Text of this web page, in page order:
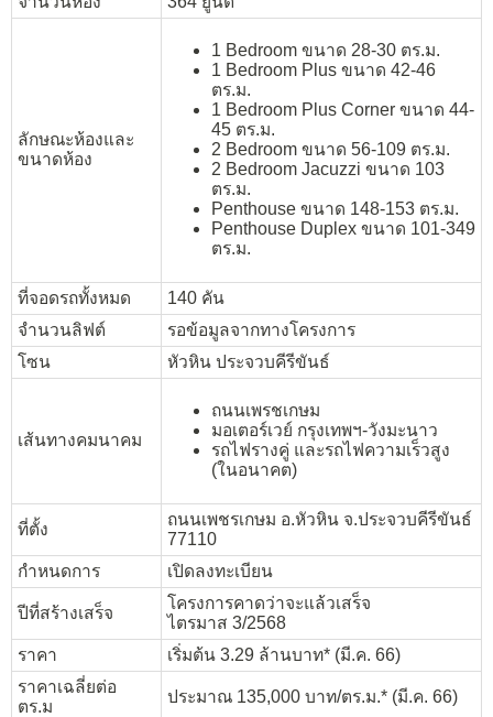
ลักษณะห้องและ
ขนาดห้อง
1 Bedroom ขนาด 28-30 ตร.ม.
1 Bedroom Plus ขนาด 42-46
ตร.ม.
1 Bedroom Plus Corner ขนาด 44-
45 ตร.ม.
2 Bedroom ขนาด 56-109 ตร.ม.
2 Bedroom Jacuzzi ขนาด 103
ตร.ม.
Penthouse ขนาด 148-153 ตร.ม.
Penthouse Duplex ขนาด 101-349
ตร.ม.
ที่จอดรถทั้งหมด
140 คัน
จำนวนลิฟต์
รอข้อมูลจากทางโครงการ
โซน
หัวหิน ประจวบคีรีขันธ์
เส้นทางคมนาคม
ถนนเพรชเกษม
มอเตอร์เวย์ กรุงเทพฯ-วังมะนาว
รถไฟรางคู่ และรถไฟความเร็วสูง
(ในอนาคต)
ที่ตั้ง
ถนนเพชรเกษม อ.หัวหิน จ.ประจวบคีรีขันธ์
77110
กำหนดการ
เปิดลงทะเบียน
ปีที่สร้างเสร็จ
โครงการคาดว่าจะแล้วเสร็จ
ไตรมาส 3/2568
ราคา
เริ่มต้น 3.29 ล้านบาท* (มี.ค. 66)
ราคาเฉลี่ยต่อ
ตร.ม
ประมาณ 135,000 บาท/ตร.ม.* (มี.ค. 66)